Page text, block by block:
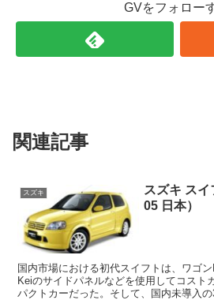
GVをフォロー
関連記事
スズキ
スズキ ス
05 日本）
国内市場における初代スイフトは、ワゴ
Keiのサイドパネルなどを使用してコスト
パクトカーだった。そして、国内未導入の